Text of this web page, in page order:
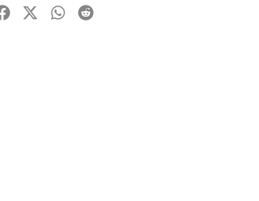
Facebook
TwitterWhatsapp
Reddit